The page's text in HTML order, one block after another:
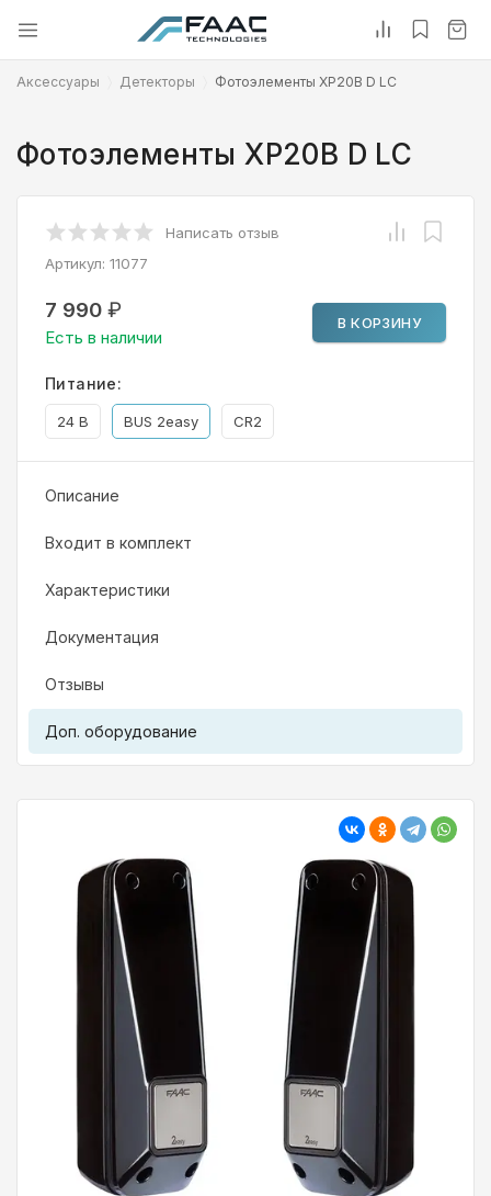
Аксессуары Детекторы Фотоэлементы XP20B D LC
Фотоэлементы XP20B D LC
Написать отзыв
Артикул: 11077
7 990 ₽
Есть в наличии
В КОРЗИНУ
Питание:
24 В BUS 2easy CR2
Описание
Входит в комплект
Характеристики
Документация
Отзывы
Доп. оборудование